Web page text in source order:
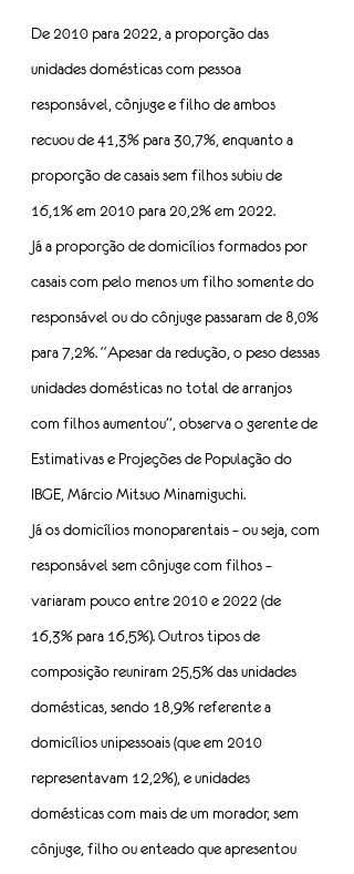
De 2010 para 2022, a proporção das
unidades domésticas com pessoa
responsável, cônjuge e filho de ambos
recuou de 41,3% para 30,7%, enquanto a
proporção de casais sem filhos subiu de
16,1% em 2010 para 20,2% em 2022.
Já a proporção de domicílios formados por
casais com pelo menos um filho somente do
responsável ou do cônjuge passaram de 8,0%
para 7,2%. “Apesar da redução, o peso dessas
unidades domésticas no total de arranjos
com filhos aumentou”, observa o gerente de
Estimativas e Projeções de População do
IBGE, Márcio Mitsuo Minamiguchi.
Já os domicílios monoparentais – ou seja, com
responsável sem cônjuge com filhos –
variaram pouco entre 2010 e 2022 (de
16,3% para 16,5%). Outros tipos de
composição reuniram 25,5% das unidades
domésticas, sendo 18,9% referente a
domicílios unipessoais (que em 2010
representavam 12,2%), e unidades
domésticas com mais de um morador, sem
cônjuge, filho ou enteado que apresentou